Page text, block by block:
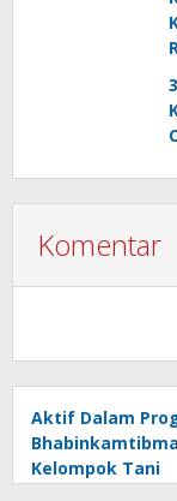
Komentar
Aktif Dalam
Kelompok Tani